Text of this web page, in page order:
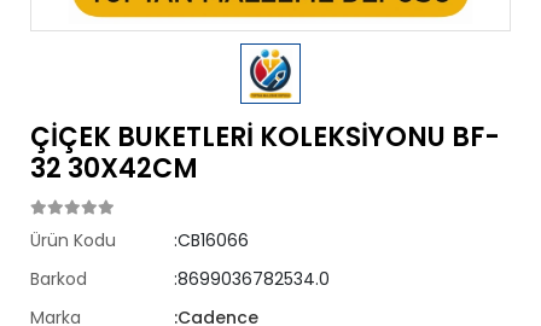
ÇİÇEK BUKETLERİ KOLEKSİYONU BF-
32 30X42CM
Ürün Kodu
:CB16066
Barkod
:8699036782534.0
Marka
:Cadence